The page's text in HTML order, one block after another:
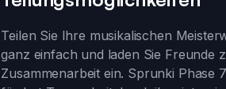
Teilen Sie Ihre musikalischen
ganz einfach und laden Sie Freunde
Zusammenarbeit ein. Sprunki Phase 7